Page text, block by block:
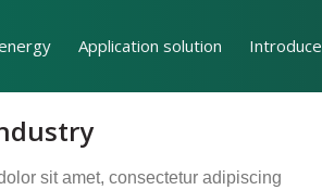
Application solution Introduce
sit amet, consectetur adipiscing